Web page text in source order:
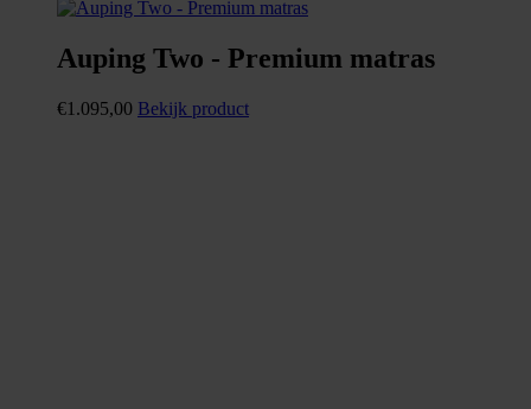
Auping Two - Premium matras
€1.095,00 Bekijk product